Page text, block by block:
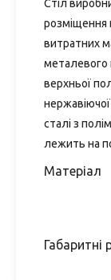
Стіл
розміщення
витратних
металевого
верхньої
нержавіючої
сталі з
лежить на
Матеріал